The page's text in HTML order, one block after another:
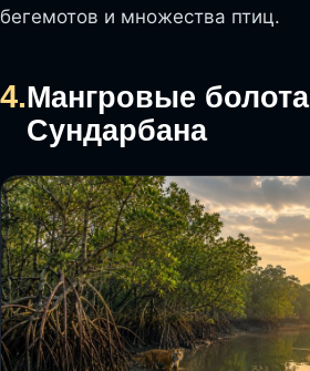
бегемотов и множества птиц.
4.Мангровые болота
Сундарбана